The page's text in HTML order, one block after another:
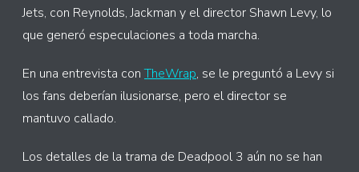
Jets, con Reynolds, Jackman y el director Shawn Levy, lo
que generó especulaciones a toda marcha.
En una entrevista conTheWrap, se le preguntó a Levy si
los fans deberían ilusionarse, pero el director se
mantuvo callado.
Los detalles de la trama de Deadpool 3 aún no se han